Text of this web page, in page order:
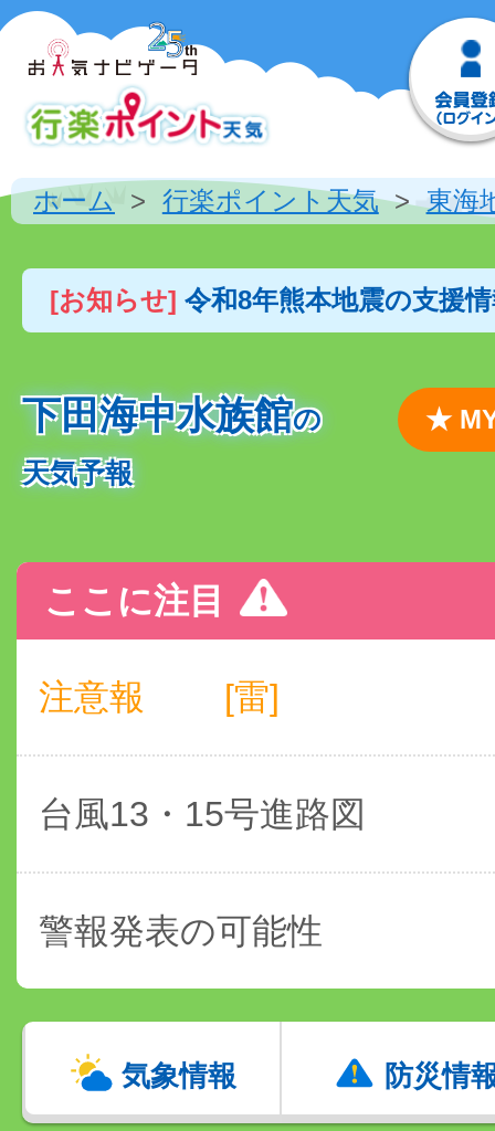
ホーム 行楽ポイント天気 東海
[お知らせ] 令和8年熊本地震の支援
下田海中水族館の
天気予報
★
ここに注目
注意報 [雷]
台風13・15号進路図
警報発表の可能性
気象情報 防災情